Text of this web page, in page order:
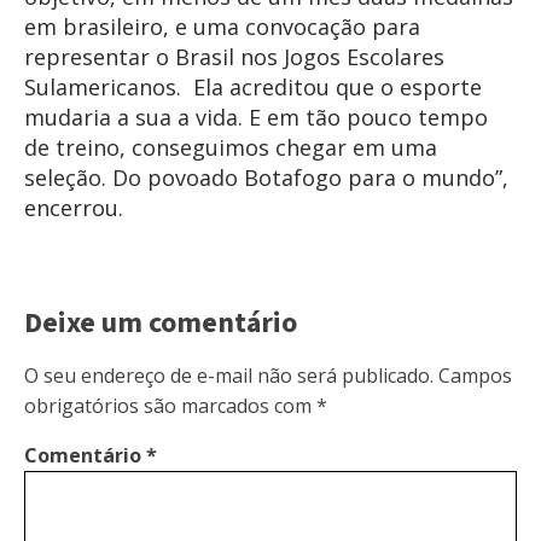
em brasileiro, e uma convocação para
representar o Brasil nos Jogos Escolares
Sulamericanos. Ela acreditou que o esporte
mudaria a sua a vida. E em tão pouco tempo
de treino, conseguimos chegar em uma
seleção. Do povoado Botafogo para o mundo”,
encerrou.
Deixe um comentário
O seu endereço de e-mail não será publicado. Campos
obrigatórios são marcados com *
Comentário*